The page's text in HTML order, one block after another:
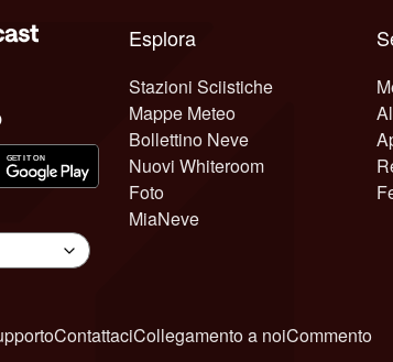
Esplora
Stazioni Sciistiche
Mappe Meteo
Bollettino Neve
Nuovi Whiteroom
Foto
MiaNeve
ContattaciCollegamento a noiCommento